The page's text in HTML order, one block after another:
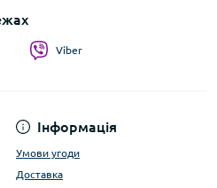
Інформація
Умови угоди
Доставка
Viber